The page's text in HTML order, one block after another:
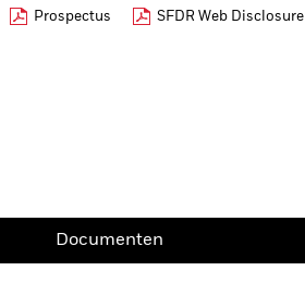
Prospectus SFDR Web Disclosure
Documenten